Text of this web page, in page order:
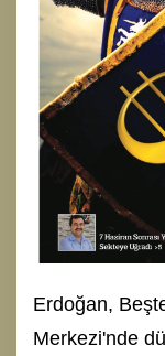
Erdoğan,
Merkezi'nde